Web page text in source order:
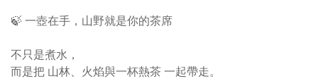
🍃 一壺在手，山野就是你的茶席
不只是煮水，
而是把 山林、火焰與一杯熱茶 一起帶走。